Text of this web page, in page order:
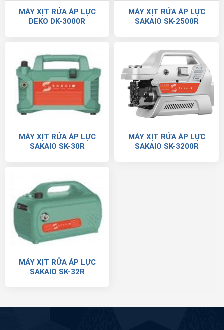
MÁY XỊT RỬA ÁP LỰC
DEKO DK-3000R
MÁY XỊT RỬA ÁP LỰC
SAKAIO SK-2500R
MÁY XỊT RỬA ÁP LỰC
SAKAIO SK-30R
MÁY XỊT RỬA ÁP LỰC
SAKAIO SK-3200R
MÁY XỊT RỬA ÁP LỰC
SAKAIO SK-32R